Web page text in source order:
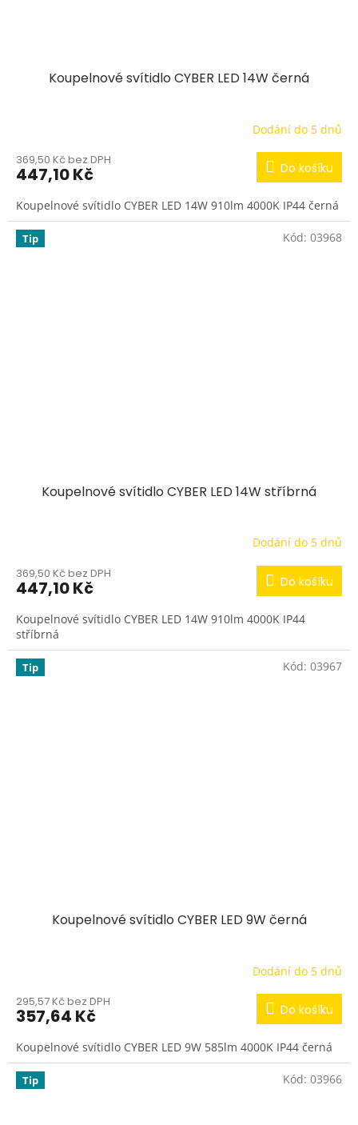
Koupelnové svítidlo CYBER LED 14W černá
Dodání do 5 dnů
369,50 Kč bez DPH
447,10 Kč Do košíku
Koupelnové svítidlo CYBER LED 14W 910lm 4000K IP44 černá
Tip
Koupelnové svítidlo CYBER LED 14W stříbrná
Dodání do 5 dnů
369,50 Kč bez DPH
447,10 Kč Do košíku
Koupelnové svítidlo CYBER LED 14W 910lm 4000K IP44
stříbrná
Kód: 03968
Tip
Koupelnové svítidlo CYBER LED 9W černá
Dodání do 5 dnů
295,57 Kč bez DPH
357,64 Kč Do košíku
Koupelnové svítidlo CYBER LED 9W 585lm 4000K IP44 černá
Kód: 03967
Tip Kód: 03966